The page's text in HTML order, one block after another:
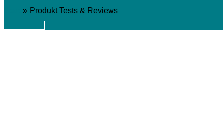
Hauptmenü
Produkt Tests & Reviews